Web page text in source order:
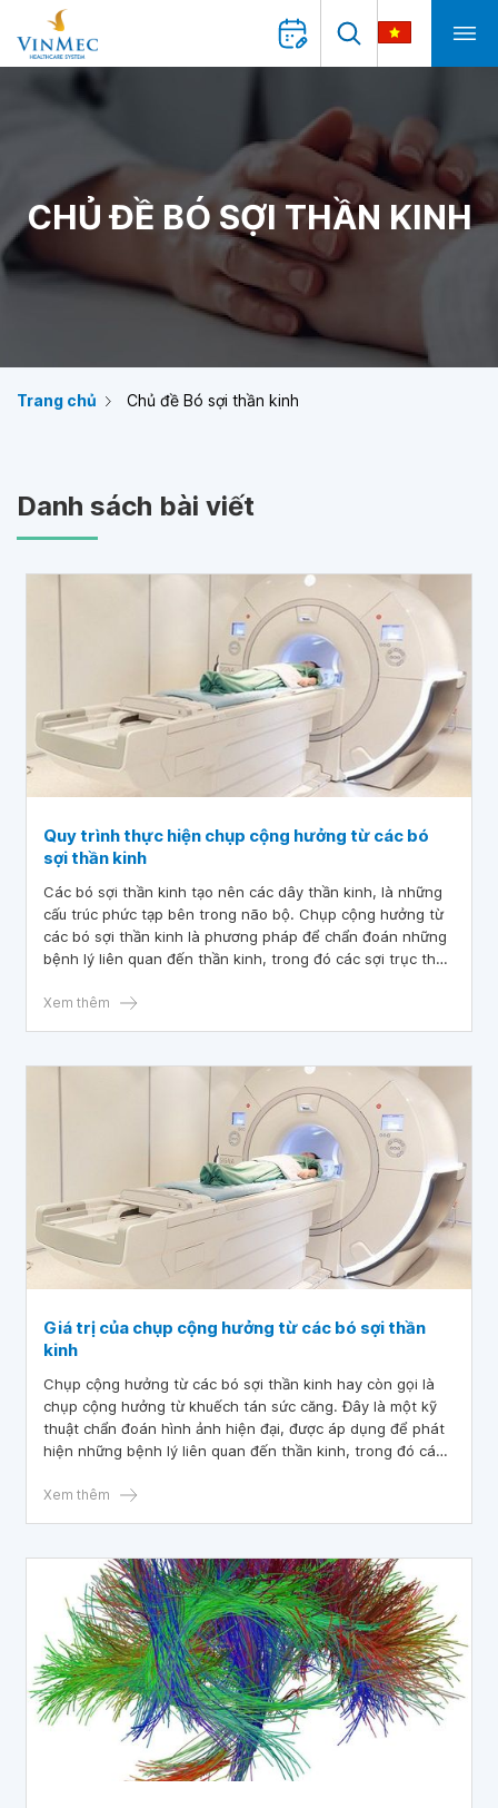
CHỦ ĐỀ BÓ SỢI THẦN KINH
Trang chủ Chủ đề Bó sợi thần kinh
Danh sách bài viết
Quy trình thực hiện chụp cộng hưởng từ các bó
sợi thần kinh
Các bó sợi thần kinh tạo nên các dây thần kinh, là những
cấu trúc phức tạp bên trong não bộ. Chụp cộng hưởng từ
các bó sợi thần kinh là phương pháp để chẩn đoán những
bệnh lý liên quan đến thần kinh, trong đó các sợi trục thần
Xem thêm
Giá trị của chụp cộng hưởng từ các bó sợi thần
kinh
Chụp cộng hưởng từ các bó sợi thần kinh hay còn gọi là
chụp cộng hưởng từ khuếch tán sức căng. Đây là một kỹ
thuật chẩn đoán hình ảnh hiện đại, được áp dụng để phát
hiện những bệnh lý liên quan đến thần kinh, trong đó các
Xem thêm